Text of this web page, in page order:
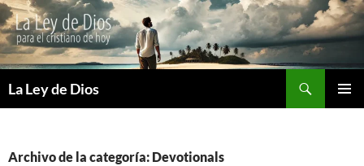
La Ley de Dios
Archivo de la categoría: Devotionals